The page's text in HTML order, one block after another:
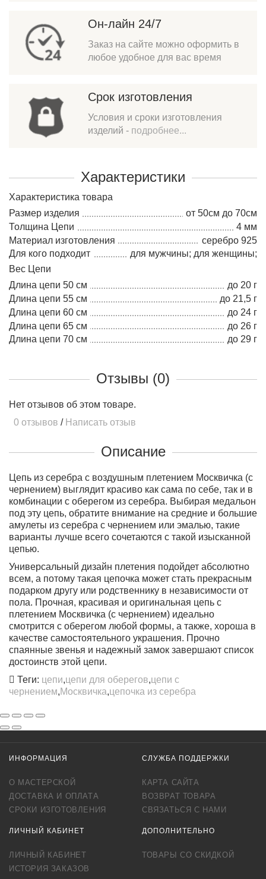
Он-лайн 24/7
Заказ на сайте можно оформить в
любое удобное для вас время
Срок изготовления
Условия и сроки изготовления
изделий - подробнее...
Характеристики
Характеристика товара
Размер изделия
от 50см до 70см
Толщина Цепи
4 мм
Материал изготовления
серебро 925
Для кого подходит
для мужчины; для женщины;
Вес Цепи
Длина цепи 50 см
до 20 г
Длина цепи 55 см
до 21,5 г
Длина цепи 60 см
до 24 г
Длина цепи 65 см
до 26 г
Длина цепи 70 см
до 29 г
Отзывы (0)
Нет отзывов об этом товаре.
0 отзывов / Написать отзыв
Описание
Цепь из серебра с воздушным плетением Москвичка (с
чернением) выглядит красиво как сама по себе, так и в
комбинации с оберегом из серебра. Выбирая медальон
под эту цепь, обратите внимание на средние и большие
амулеты из серебра с чернением или эмалью, такие
варианты лучше всего сочетаются с такой изысканной
цепью.
Универсальный дизайн плетения подойдет абсолютно
всем, а потому такая цепочка может стать прекрасным
подарком другу или родственнику в независимости от
пола. Прочная, красивая и оригинальная цепь с
плетением Москвичка (с чернением) идеально
смотрится с оберегом любой формы, а также, хороша в
качестве самостоятельного украшения. Прочно
спаянные звенья и надежный замок завершают список
достоинств этой цепи.
Теги: цепи,цепи для оберегов,цепи с
чернением,Москвичка,цепочка из серебра
ИНФОРМАЦИЯ
О МАСТЕРСКОЙ
ДОСТАВКА И ОПЛАТА
СРОКИ ИЗГОТОВЛЕНИЯ
СЛУЖБА ПОДДЕРЖКИ
КАРТА САЙТА
ВОЗВРАТ ТОВАРА
СВЯЗАТЬСЯ С НАМИ
ЛИЧНЫЙ КАБИНЕТ
ЛИЧНЫЙ КАБИНЕТ
ИСТОРИЯ ЗАКАЗОВ
ДОПОЛНИТЕЛЬНО
ТОВАРЫ СО СКИДКОЙ